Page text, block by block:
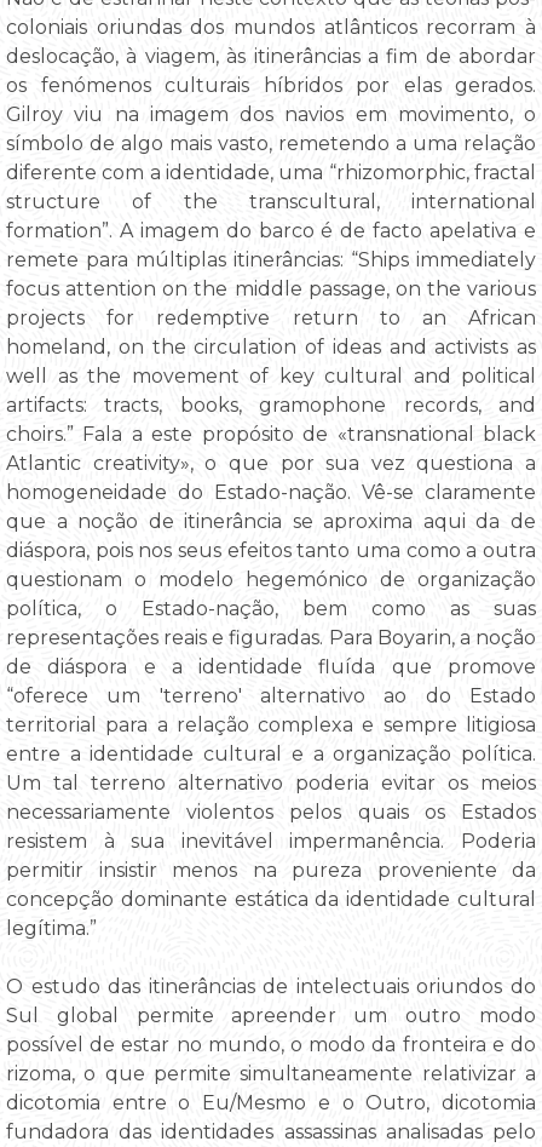
coloniais oriundas dos mundos atlânticos recorram à
deslocação, à viagem, às itinerâncias a fim de abordar
os fenómenos culturais híbridos por elas gerados.
Gilroy viu na imagem dos navios em movimento, o
símbolo de algo mais vasto, remetendo a uma relação
diferente com a identidade, uma “rhizomorphic, fractal
structure of the transcultural, international
formation”. A imagem do barco é de facto apelativa e
remete para múltiplas itinerâncias: “Ships immediately
focus attention on the middle passage, on the various
projects for redemptive return to an African
homeland, on the circulation of ideas and activists as
well as the movement of key cultural and political
artifacts: tracts, books, gramophone records, and
choirs.” Fala a este propósito de «transnational black
Atlantic creativity», o que por sua vez questiona a
homogeneidade do Estado-nação. Vê-se claramente
que a noção de itinerância se aproxima aqui da de
diáspora, pois nos seus efeitos tanto uma como a outra
questionam o modelo hegemónico de organização
política, o Estado-nação, bem como as suas
representações reais e figuradas. Para Boyarin, a noção
de diáspora e a identidade fluída que promove
“oferece um 'terreno' alternativo ao do Estado
territorial para a relação complexa e sempre litigiosa
entre a identidade cultural e a organização política.
Um tal terreno alternativo poderia evitar os meios
necessariamente violentos pelos quais os Estados
resistem à sua inevitável impermanência. Poderia
permitir insistir menos na pureza proveniente da
concepção dominante estática da identidade cultural
legítima.”
O estudo das itinerâncias de intelectuais oriundos do
Sul global permite apreender um outro modo
possível de estar no mundo, o modo da fronteira e do
rizoma, o que permite simultaneamente relativizar a
dicotomia entre o Eu/Mesmo e o Outro, dicotomia
fundadora das identidades assassinas analisadas pelo